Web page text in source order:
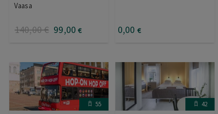
Vaasa
140,00€ 99,00 € 0,00 €
55 42